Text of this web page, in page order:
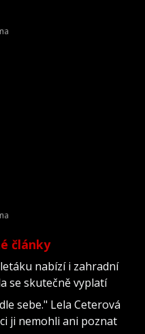
články
nabízí i zahradní
se skutečně vyplatí
sebe." Lela Ceterová
ji nemohli ani poznat